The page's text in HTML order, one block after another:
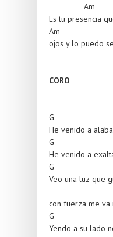
Es tu presencia
Am
ojos y lo puedo
CORO
G
He venido a
G C
He venido a
G
Veo una luz que
con fuerza me va
G
Yendo a su lado